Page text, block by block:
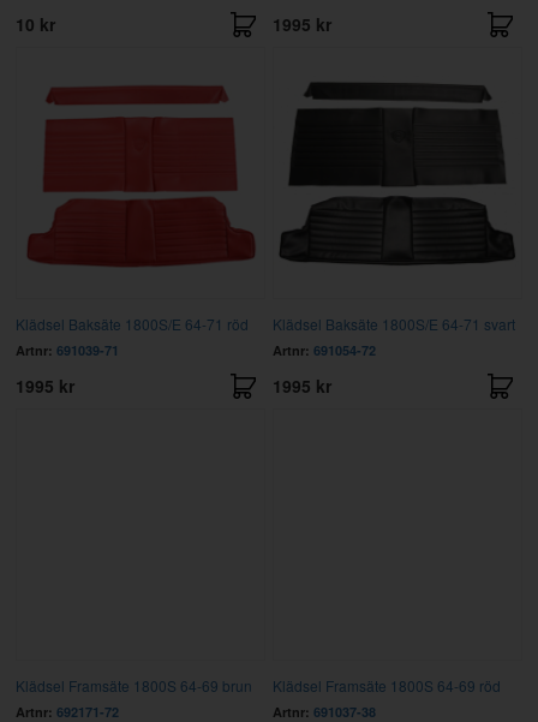
10 kr 1995 kr
Klädsel Baksäte 1800S/E 64-71 röd
Artnr: 691039-71
1995 kr
Klädsel Baksäte 1800S/E 64-71 svart
Artnr: 691054-72
1995 kr
Klädsel Framsäte 1800S 64-69 brun
Artnr: 692171-72
Klädsel Framsäte 1800S 64-69 röd
Artnr: 691037-38